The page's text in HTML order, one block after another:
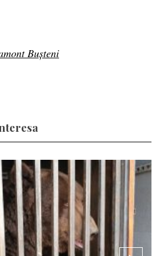
Bușteni